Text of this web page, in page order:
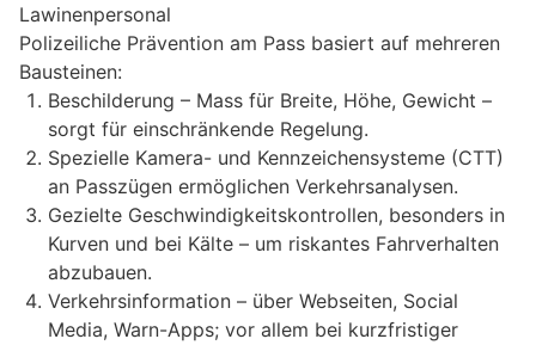
Lawinenpersonal
Polizeiliche Prävention am Pass basiert auf mehreren
Bausteinen:
Beschilderung – Mass für Breite, Höhe, Gewicht –
sorgt für einschränkende Regelung.
Spezielle Kamera- und Kennzeichensysteme (CTT)
an Passzügen ermöglichen Verkehrsanalysen.
Gezielte Geschwindigkeitskontrollen, besonders in
Kurven und bei Kälte – um riskantes Fahrverhalten
abzubauen.
Verkehrsinformation – über Webseiten, Social
Media, Warn-Apps; vor allem bei kurzfristiger